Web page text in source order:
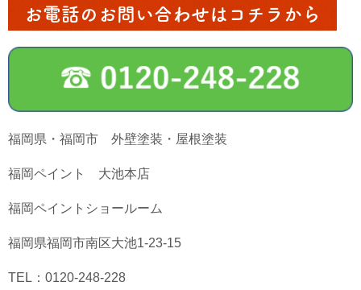
お電話のお問い合わせはコチラから
福岡県・福岡市 外壁塗装・屋根塗装
福岡ペイント 大池本店
福岡ペイントショールーム
福岡県福岡市南区大池1-23-15
TEL：0120-248-228